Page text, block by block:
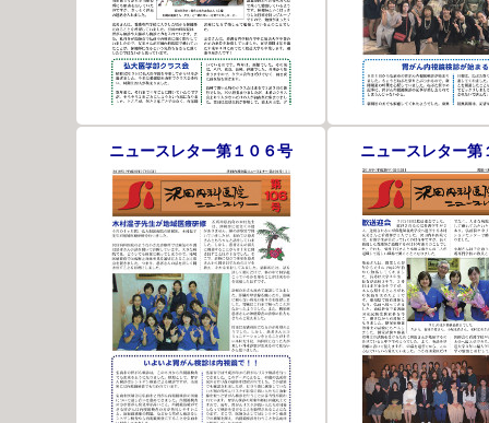
ニュースレター第１０６号 ニュースレター第